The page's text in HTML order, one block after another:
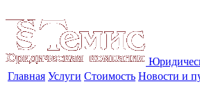
Главная Услуги Стоимость Новости и